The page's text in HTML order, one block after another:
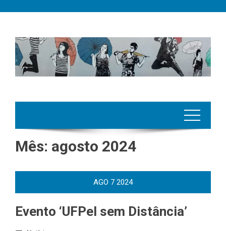
Mês: agosto 2024
AGO 7 2024
Evento ‘UFPel sem Distância’